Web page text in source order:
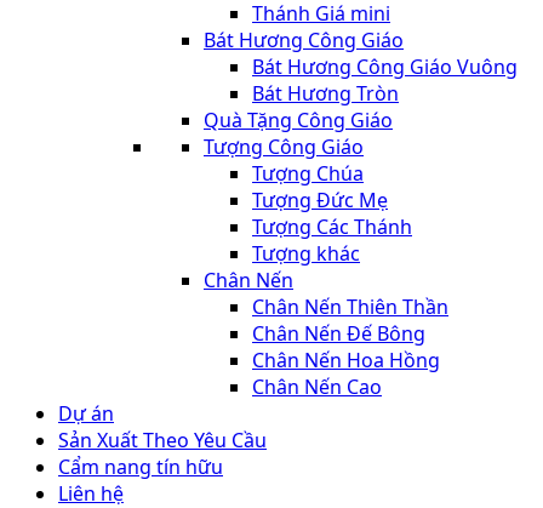
Thánh Giá mini
Bát Hương Công Giáo
Bát Hương Công Giáo Vuông
Bát Hương Tròn
Quà Tặng Công Giáo
Tượng Công Giáo
Tượng Chúa
Tượng Đức Mẹ
Tượng Các Thánh
Tượng khác
Chân Nến
Chân Nến Thiên Thần
Chân Nến Đế Bông
Chân Nến Hoa Hồng
Chân Nến Cao
Dự án
Sản Xuất Theo Yêu Cầu
Cẩm nang tín hữu
Liên hệ